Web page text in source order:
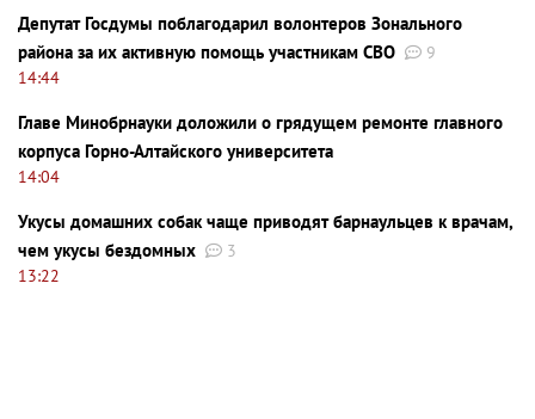
Депутат Госдумы поблагодарил волонтеров Зонального
района за их активную помощь участникам СВО
9
14:44
Главе Минобрнауки доложили о грядущем ремонте главного
корпуса Горно-Алтайского университета
14:04
Укусы домашних собак чаще приводят барнаульцев к врачам,
чем укусы бездомных
3
13:22